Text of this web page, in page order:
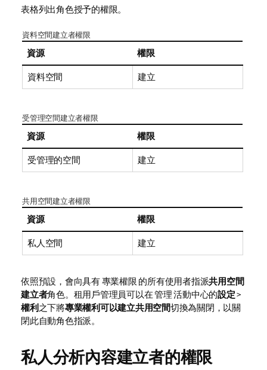
表格列出角色授予的權限。
資料空間建立者權限
資源 權限
資料空間 建立
受管理空間建立者權限
資源 權限
受管理的空間 建立
共用空間建立者權限
資源 權限
私人空間 建立
依照預設，會向具有 專業權限 的所有使用者指派共用空間
建立者角色。租用戶管理員可以在管理活動中心的設定>
權利之下將專業權利可以建立共用空間切換為關閉，以關
閉此自動角色指派。
私人分析內容建立者的權限